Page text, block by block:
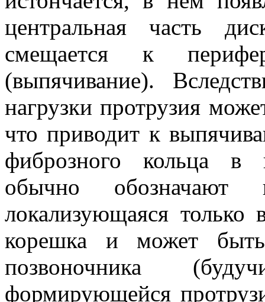
центральная часть
смещается к
(выпячивание).
нагрузки протрузия
что приводит к
фиброзного кольца в
обычно
локализующаяся только
корешка и может
позвоночника
формирующейся